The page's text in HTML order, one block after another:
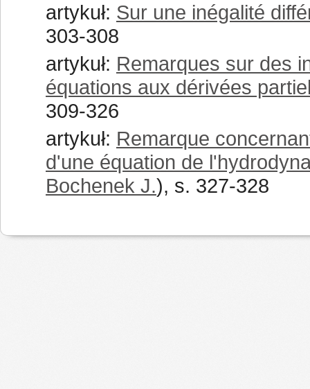
artykuł: Sur une inégalité
303-308
artykuł: Remarques sur des
équations aux dérivées
309-326
artykuł: Remarque
d'une équation de
Bochenek J.), s. 327-328